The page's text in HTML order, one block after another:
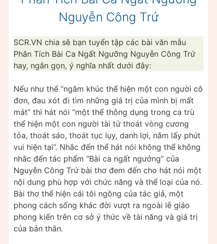
Nguyễn Công Trứ
SCR.VN chia sẽ bạn tuyển tập các bài văn mẫu
Phân Tích Bài Ca Ngất Ngưỡng Nguyễn Công Trứ
hay, ngắn gọn, ý nghĩa nhất dưới đây:
Nếu như thể “ngâm khúc thể hiện một con người cô
đơn, đau xót đi tìm những giá trị của mình bị mất
mát” thì hát nói “một thể thông dụng trong ca trù
thể hiện một con người tài tử thoát vòng cương
tỏa, thoát sáo, thoát tục lụy, danh lợi, nắm lấy phút
vui hiện tại”. Nhắc đến thể hát nói không thể không
nhắc đến tác phẩm “Bài ca ngất ngưởng” của
Nguyễn Công Trứ bài thơ đem đến cho hát nói một
nội dung phù hợp với chức năng và thể loại của nó.
Bài thơ thể hiện cái tôi ngông của tác giả, một
phong cách sống khác đời vượt ra ngoài lễ giáo
phong kiến trên cơ sở ý thức về tài năng và giá trị
của bản thân.